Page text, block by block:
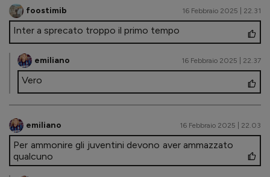
foostimib 16 Febbraio 2025 | 22.31
Inter a sprecato troppo il primo tempo
emiliano 16 Febbraio 2025 | 22.37
Vero
emiliano 16 Febbraio 2025 | 22.03
Per ammonire gli juventini devono aver ammazzato
qualcuno